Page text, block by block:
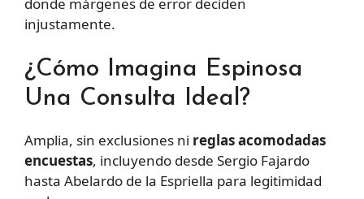
donde márgenes de error deciden
injustamente.
¿Cómo Imagina Espinosa
Una Consulta Ideal?
Amplia, sin exclusiones ni reglas acomodadas
encuestas, incluyendo desde Sergio Fajardo
hasta Abelardo de la Espriella para legitimidad